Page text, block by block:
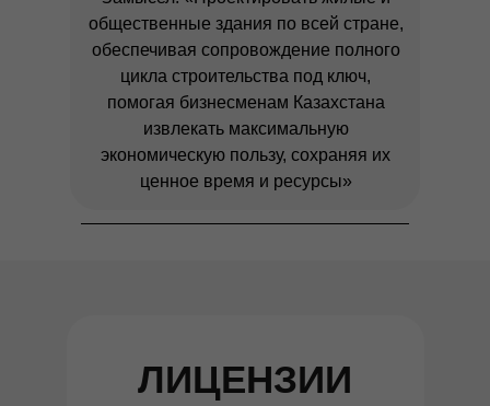
общественные здания по всей стране,
обеспечивая сопровождение полного
цикла строительства под ключ,
помогая бизнесменам Казахстана
извлекать максимальную
экономическую пользу, сохраняя их
ценное время и ресурсы»
ЛИЦЕНЗИИ